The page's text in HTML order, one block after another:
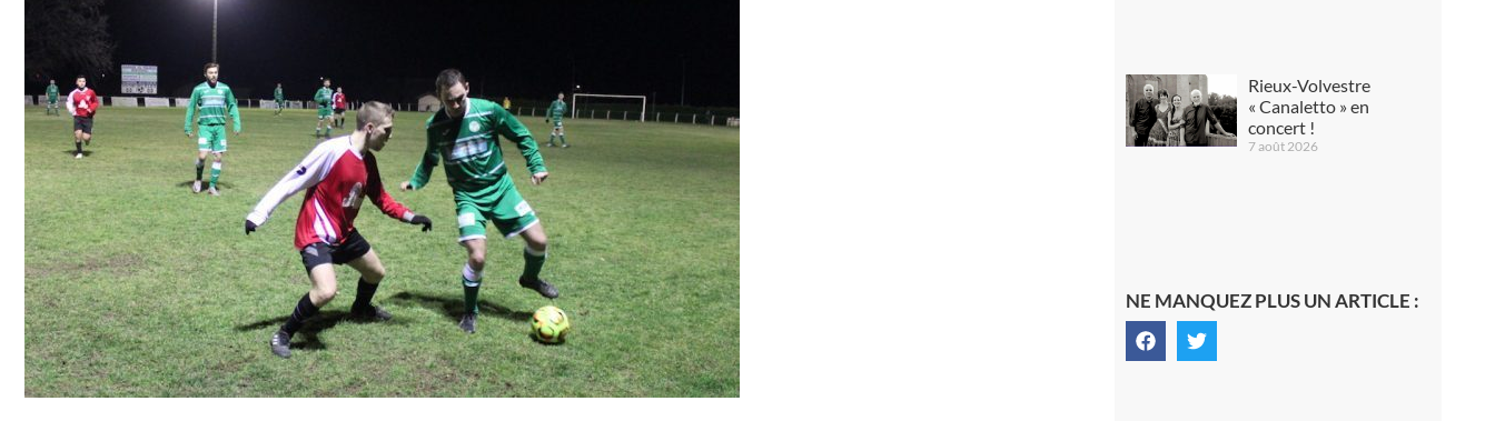
Rieux-Volvestre
« Canaletto » en
concert !
7 août 2026
NE MANQUEZ PLUS UN ARTICLE :